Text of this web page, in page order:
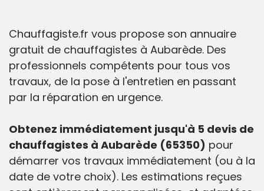
Chauffagiste.fr vous propose son annuaire
gratuit de chauffagistes à Aubarède. Des
professionnels compétents pour tous vos
travaux, de la pose à l'entretien en passant
par la réparation en urgence.
Obtenez immédiatement jusqu'à 5 devis de
chauffagistes à Aubarède (65350) pour
démarrer vos travaux immédiatement (ou à la
date de votre choix). Les estimations reçues